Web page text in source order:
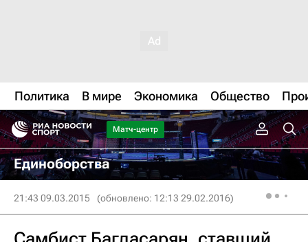
Политика В мире Экономика Общество
Матч-центр
Единоборства
21:43 09.03.2015 (обновлено: 12:13 29.02.2016)